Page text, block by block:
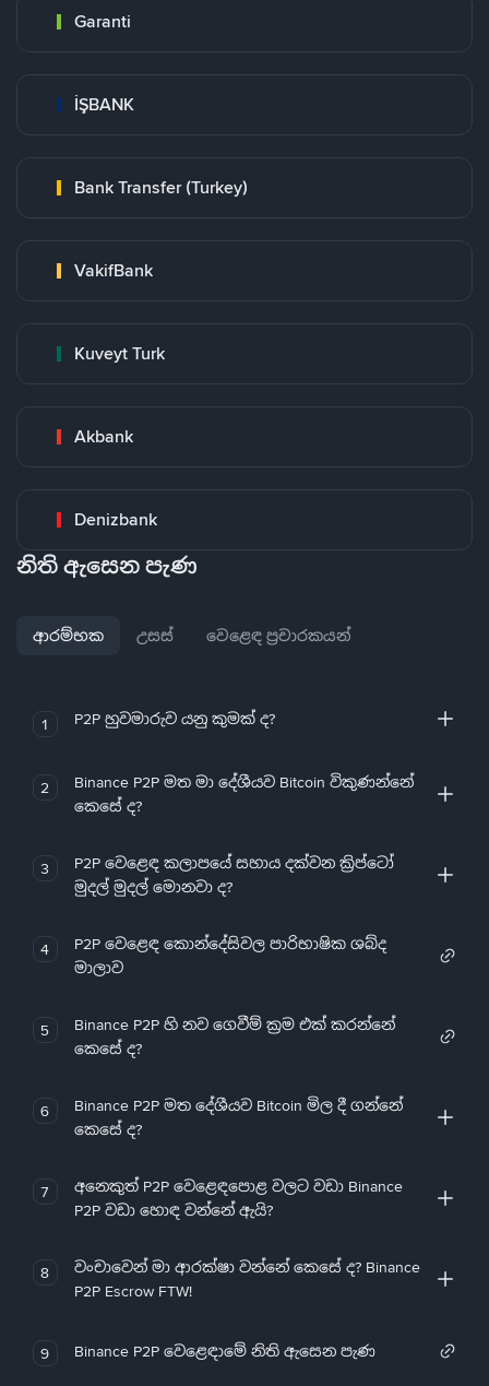
Garanti
İŞBANK
Bank Transfer (Turkey)
VakifBank
Kuveyt Turk
Akbank
Denizbank
නිති ඇසෙන පැණ
ආරම්භක උසස් වෙළෙඳ ප්‍රචාරකයන්
1 P2P හුවමාරුව යනු කුමක් ද?
2
Binance P2P මත මා දේශීයව Bitcoin විකුණන්නේ
කෙසේ ද?
3
P2P වෙළෙඳ කලාපයේ සහාය දක්වන ක්‍රිප්ටෝ
මුදල් මුදල් මොනවා ද?
4
P2P වෙළෙඳ කොන්දේසිවල පාරිභාෂික ශබ්ද
මාලාව
5
Binance P2P හි නව ගෙවීම් ක්‍රම එක් කරන්නේ
කෙසේ ද?
6
Binance P2P මත දේශීයව Bitcoin මිල දී ගන්නේ
කෙසේ ද?
7
අනෙකුත් P2P වෙළෙඳපොළ වලට වඩා Binance
P2P වඩා හොඳ වන්නේ ඇයි?
8
වංචාවෙන් මා ආරක්ෂා වන්නේ කෙසේ ද? Binance
P2P Escrow FTW!
9 Binance P2P වෙළෙඳාමේ නිති ඇසෙන පැණ